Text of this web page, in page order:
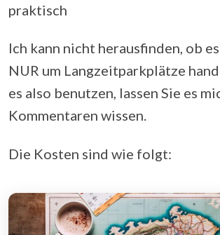
praktisch
Ich kann nicht herausfinden, ob
NUR um Langzeitparkplätze
es also benutzen, lassen Sie es
Kommentaren wissen.
Die Kosten sind wie folgt: